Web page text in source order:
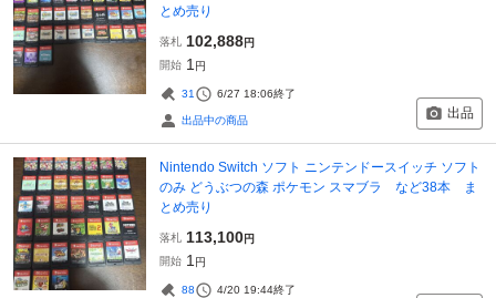
とめ売り
落札 102,888円
開始 1 円
31 6/27 18:06終了
出品中の商品 出品
Nintendo Switch ソフト ニンテンドースイッチ ソフト
のみ どうぶつの森 ポケモン スマブラ など38本 ま
とめ売り
落札 113,100円
開始 1 円
88 4/20 19:44終了